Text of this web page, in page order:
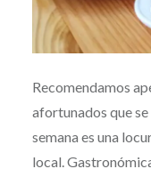
Recomendamos
afortunados que
semana es una
local.